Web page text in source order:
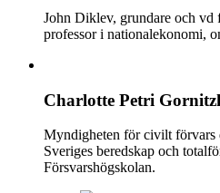
John Diklev, grundare och vd
professor i nationalekonomi,
Charlotte Petri
Myndigheten för civilt förvars
Sveriges beredskap och
Försvarshögskolan.